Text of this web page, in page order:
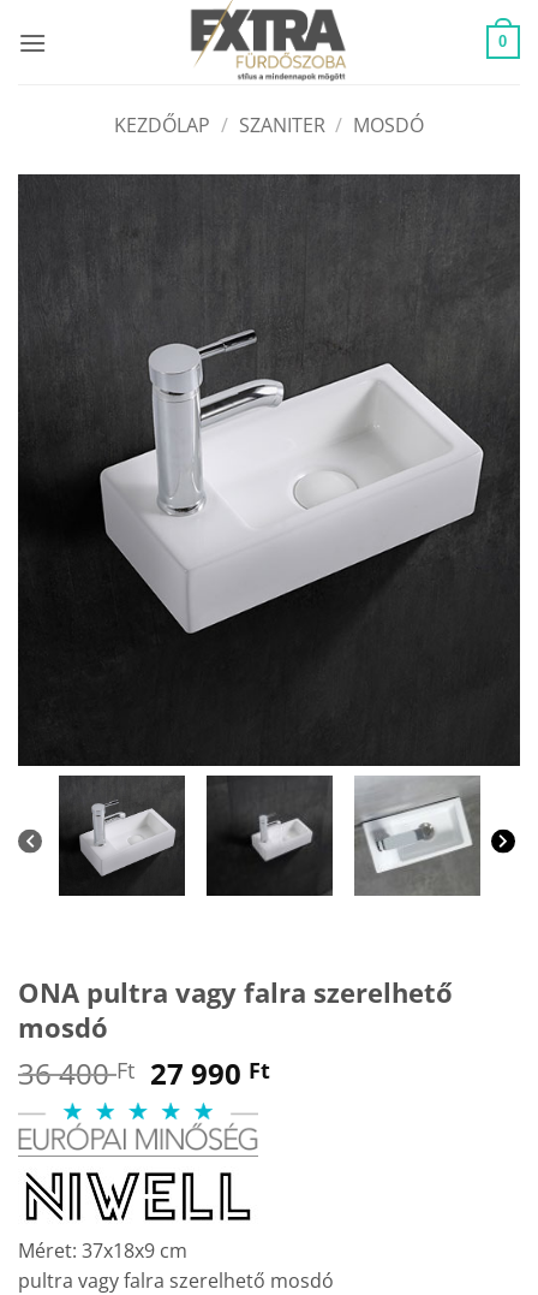
0
KEZDŐLAP / SZANITER / MOSDÓ
ONA pultra vagy falra szerelhető
mosdó
36 400Ft Original
price
was:
36
400 Ft.
27 990 FtCurrent
Méret: 37x18x9 cm
pultra vagy falra szerelhető mosdó